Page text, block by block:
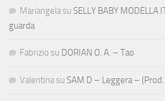
Mariangela su SELLY BABY MODELLA
guarda
Fabrizio su DORIAN O. A. – Tao
Valentina su SAM D – Leggera –